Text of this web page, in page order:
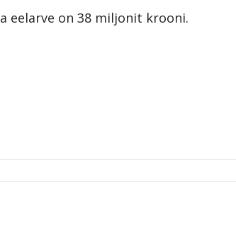
eelarve on 38 miljonit krooni.